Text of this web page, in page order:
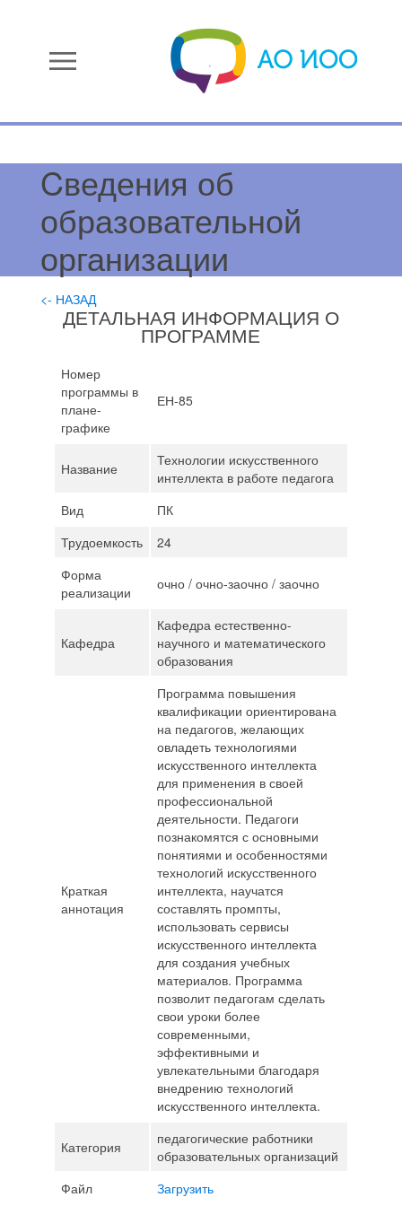
menu
Cведения об
образовательной
организации
<- НАЗАД
ДЕТАЛЬНАЯ ИНФОРМАЦИЯ О
ПРОГРАММЕ
Номер
программы в
плане-
графике
ЕН-85
Название
Технологии искусственного
интеллекта в работе педагога
Вид
ПК
Трудоемкость
24
Форма
реализации
очно / очно-заочно / заочно
Кафедра
Кафедра естественно-
научного и математического
образования
Краткая
аннотация
Программа повышения
квалификации ориентирована
на педагогов, желающих
овладеть технологиями
искусственного интеллекта
для применения в своей
профессиональной
деятельности. Педагоги
познакомятся с основными
понятиями и особенностями
технологий искусственного
интеллекта, научатся
составлять промпты,
использовать сервисы
искусственного интеллекта
для создания учебных
материалов. Программа
позволит педагогам сделать
свои уроки более
современными,
эффективными и
увлекательными благодаря
внедрению технологий
искусственного интеллекта.
Категория
педагогические работники
образовательных организаций
Файл
Загрузить